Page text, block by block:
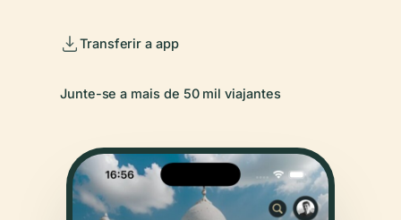
Transferir a app
Junte-se a mais de 50 mil viajantes